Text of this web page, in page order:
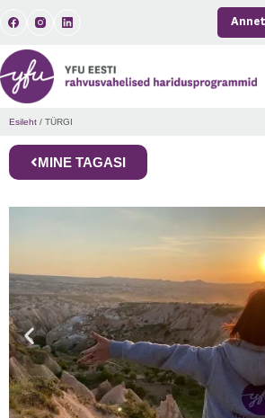
Esileht / TÜRGI
MINE TAGASI